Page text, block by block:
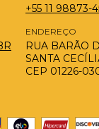
+55 11 98873-
ENDEREÇO
RUA BARÃO
SANTA
CEP 01226-